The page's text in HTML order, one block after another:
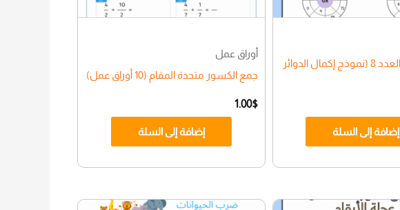
جدول ضرب العدد 8 (نموذج إكمال الدوائر
إضافة إلى السلة
أوراق عمل
جمع الكسور متحدة المقام (10 أوراق عمل)
1.00$
إضافة إلى السلة